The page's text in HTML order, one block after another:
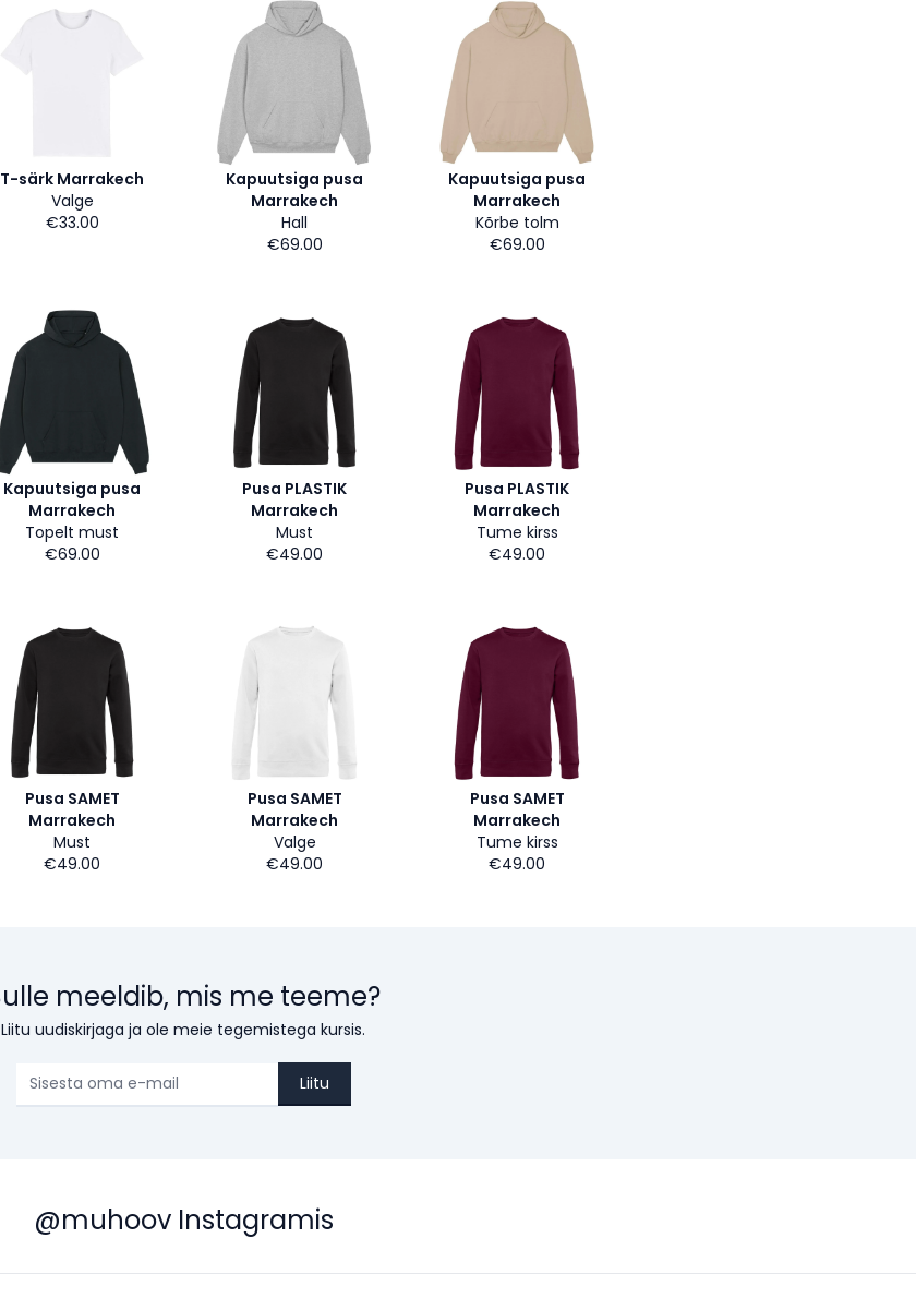
T-särk Marrakech
Valge
€33.00
Kapuutsiga pusa
Marrakech
Hall
€69.00
Kapuutsiga pusa
Marrakech
Kõrbe tolm
€69.00
Kapuutsiga pusa
Marrakech
Topelt must
€69.00
Pusa PLASTIK
Marrakech
Must
€49.00
Pusa PLASTIK
Marrakech
Tume kirss
€49.00
Pusa SAMET
Marrakech
Must
€49.00
Pusa SAMET
Marrakech
Valge
€49.00
Pusa SAMET
Marrakech
Tume kirss
€49.00
meeldib, mis me teeme?
Liitu uudiskirjaga ja ole meie tegemistega kursis.
Liitu
@muhoov Instagramis